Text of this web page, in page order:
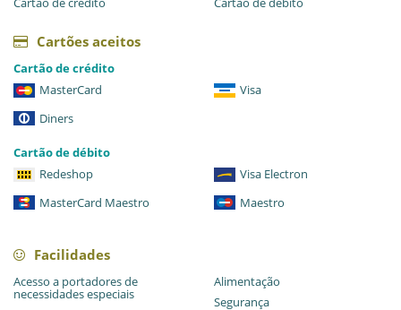
Cartões aceitos
Cartão de crédito
MasterCard
Visa
Diners
Cartão de débito
Redeshop
Visa Electron
MasterCard Maestro
Maestro
Facilidades
Acesso a portadores de
necessidades especiais
Alimentação
Segurança